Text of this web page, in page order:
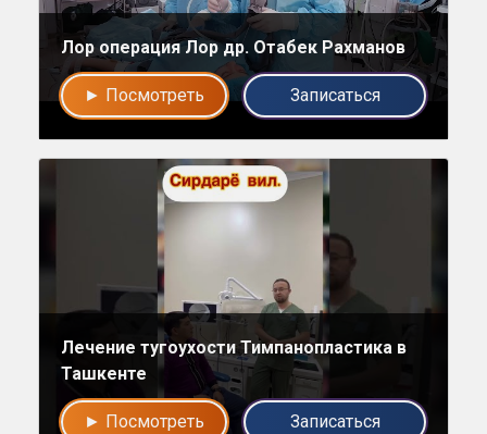
Лор операция Лор др. Отабек Рахманов
► Посмотреть Записаться
Лечение тугоухости Тимпанопластика в
Ташкенте
► Посмотреть Записаться
Напишите в наш общий чат
Специалистов
Наши врачи с радостью проконсультируют Вас!
Написать специалисту